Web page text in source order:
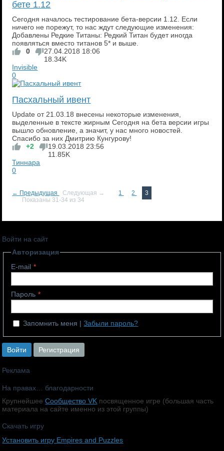
бете 1.12
Сегодня началось тестирование бета-версии 1.12. Если
ничего не порежут, то нас ждут следующие изменения:
Добавлены Редкие Титаны: Редкий Титан будет иногда
появляться вместо титанов 5* и выше.
0
27.04.2018 18:06
18.34K
Invisible
0
Пасхальный ивент
Update от 21.03.18 внесены некоторые изменения,
выделенные в тексте жирным Сегодня на бета версии игры
вышло обновление, а значит, у нас много новостей.
Спасибо за них Дмитрию Кунгурову!
+2
19.03.2018 23:56
11.85K
Тиннара
0
← Предыдущая Следующая → 1 2
3
Показаны 31-34 из 34
Войти на сайт
Авторизация
E-mail
Пароль
Запомнить меня Забыли пароль?
Войти Регистрация
Реклама
На правах… благодарности
КрупнейшееСообщество VK посвященное игре (большая часть
материала на сайте именно из этой группы)
Скачать игру
Установить игру Empires and Puzzles